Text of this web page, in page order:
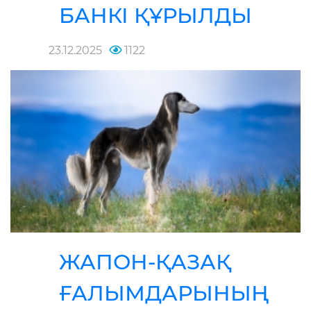
БАНКІ ҚҰРЫЛДЫ
23.12.2025 1122
ЖАПОН-ҚАЗАҚ
ҒАЛЫМДАРЫНЫҢ